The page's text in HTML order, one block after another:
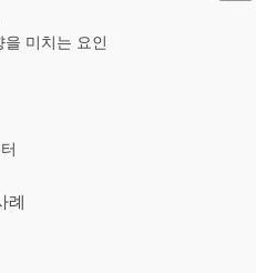
을 미치는 요인
례